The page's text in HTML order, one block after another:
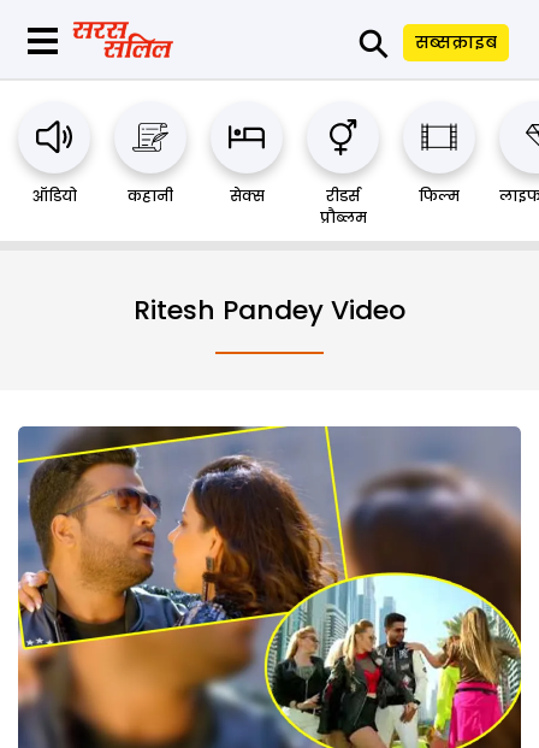
⚲ सब्सक्राइब
ऑडियो कहानी सेक्स
रीडर्स
प्रौब्लम
फिल्म
Ritesh Pandey Video